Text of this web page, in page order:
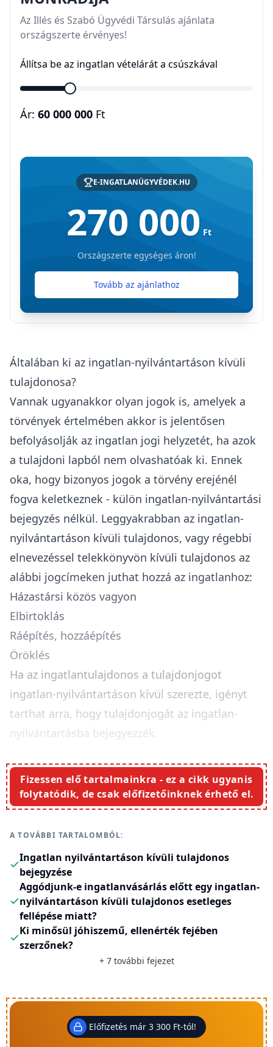
Az Illés és Szabó Ügyvédi Társulás ajánlata
országszerte érvényes!
Állítsa be az ingatlan vételárát a csúszkával
Ár: 60 000 000 Ft
E-INGATLANÜGYVÉDEK.HU
270 000 Ft
Országszerte egységes áron!
Tovább az ajánlathoz
Általában ki az ingatlan-nyilvántartáson kívüli
tulajdonosa?
Vannak ugyanakkor olyan jogok is, amelyek a
törvények értelmében akkor is jelentősen
befolyásolják az ingatlan jogi helyzetét, ha azok
a tulajdoni lapból nem olvashatóak ki. Ennek
oka, hogy bizonyos jogok a törvény erejénél
fogva keletkeznek - külön ingatlan-nyilvántartási
bejegyzés nélkül. Leggyakrabban az ingatlan-
nyilvántartáson kívüli tulajdonos, vagy régebbi
elnevezéssel telekkönyvön kívüli tulajdonos az
alábbi jogcímeken juthat hozzá az ingatlanhoz:
Házastársi közös vagyon
Elbirtoklás
Ráépítés, hozzáépítés
Öröklés
Ha az ingatlantulajdonos a tulajdonjogot
ingatlan-nyilvántartáson kívül szerezte, igényt
tarthat arra, hogy tulajdonjogát az ingatlan-
nyilvántartásba bejegyezzék.
Fizessen elő tartalmainkra - ez a cikk ugyanis
folytatódik, de csak előfizetőinknek érhető el.
A TOVÁBBI TARTALOMBÓL:
Ingatlan nyilvántartáson kívüli tulajdonos
bejegyzése
Aggódjunk-e ingatlanvásárlás előtt egy ingatlan-
nyilvántartáson kívüli tulajdonos esetleges
fellépése miatt?
Ki minősül jóhiszemű, ellenérték fejében
szerzőnek?
+ 7további fejezet
Előfizetés már 3 300 Ft-tól!